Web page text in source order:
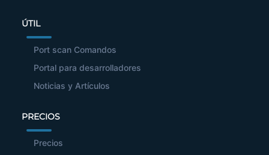
ÚTIL
Port scan Comandos
Portal para desarrolladores
Noticias y Artículos
PRECIOS
Precios